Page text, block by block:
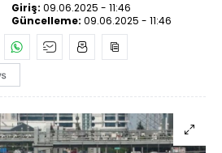
Giriş: 09.06.2025 - 11:46
Güncelleme: 09.06.2025 - 11:46